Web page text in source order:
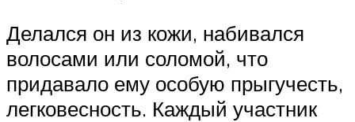
Делался он из кожи, набивался
волосами или соломой, что
придавало ему особую прыгучесть,
легковесность. Каждый участник